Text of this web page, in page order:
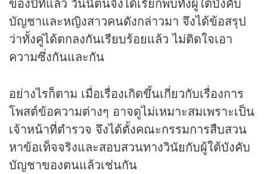
บัญชาและหญิงสาวคนดังกล่าวมา จึงได้ข้อสรุป
ว่าทั้งคู่ได้ตกลงกันเรียบร้อยแล้ว ไม่ติดใจเอา
ความซึ่งกันและกัน
อย่างไรก็ตาม เมื่อเรื่องเกิดขึ้นเกี่ยวกับเรื่องการ
โพสต์ข้อความต่างๆ อาจดูไม่เหมาะสมเพราะเป็น
เจ้าหน้าที่ตำรวจ จึงได้ตั้งคณะกรรมการสืบสวน
หาข้อเท็จจริงและสอบสวนทางวินัยกับผู้ใต้บังคับ
บัญชาของตนแล้วเช่นกัน